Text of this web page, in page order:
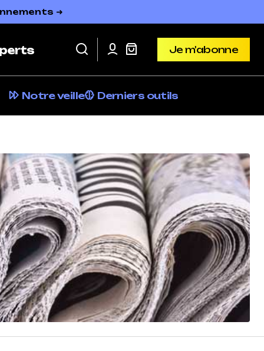
➜
Je m'abonne
Notre veille Derniers outils